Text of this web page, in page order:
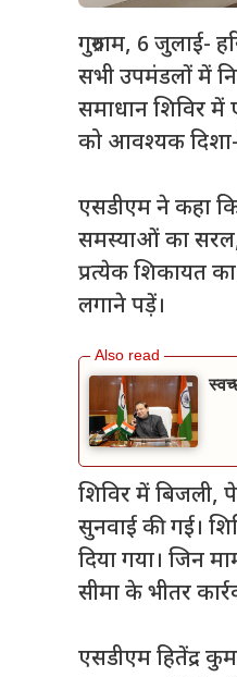
गुरुग्राम, 6 जुलाई-
सभी उपमंडलों में
समाधान शिविर
को आवश्यक दिशा-
एसडीएम ने कहा
समस्याओं का सरल,
प्रत्येक शिकायत
लगाने पड़ें।
शिविर में बिजली,
सुनवाई की गई।
दिया गया। जिन
सीमा के भीतर
एसडीएम हितेंद्र